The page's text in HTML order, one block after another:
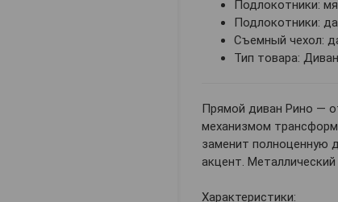
Подлокотники:
Подлокотники:
Съемный чехол:
Тип товара:
Прямой диван Рино —
механизмом
заменит полноценную
акцент.
Характеристики: